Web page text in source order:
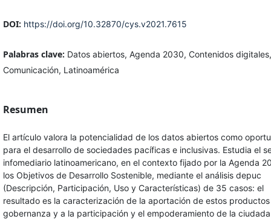
DOI: https://doi.org/10.32870/cys.v2021.7615
Palabras clave: Datos abiertos, Agenda 2030, Contenidos digitales,
Comunicación, Latinoamérica
Resumen
El artículo valora la potencialidad de los datos abiertos como
para el desarrollo de sociedades pacíficas e inclusivas. Estudia el
infomediario latinoamericano, en el contexto fijado por la Agenda
los Objetivos de Desarrollo Sostenible, mediante el análisis depuc
(Descripción, Participación, Uso y Características) de 35 casos: el
resultado es la caracterización de la aportación de estos
gobernanza y a la participación y el empoderamiento de la